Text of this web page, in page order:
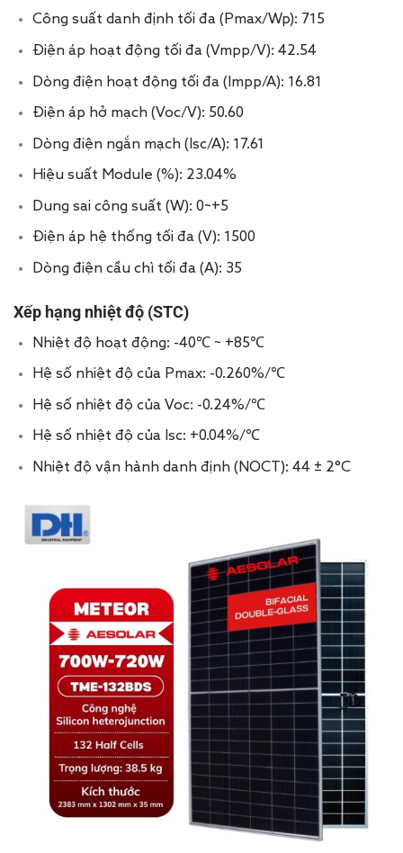
Công suất danh định tối đa (Pmax/Wp): 715
Điện áp hoạt động tối đa (Vmpp/V): 42.54
Dòng điện hoạt động tối đa (Impp/A): 16.81
Điện áp hở mạch (Voc/V): 50.60
Dòng điện ngắn mạch (Isc/A): 17.61
Hiệu suất Module (%): 23.04%
Dung sai công suất (W): 0~+5
Điện áp hệ thống tối đa (V): 1500
Dòng điện cầu chì tối đa (A): 35
Xếp hạng nhiệt độ (STC)
Nhiệt độ hoạt động: -40℃ ~ +85℃
Hệ số nhiệt độ của Pmax: -0.260%/℃
Hệ số nhiệt độ của Voc: -0.24%/℃
Hệ số nhiệt độ của Isc: +0.04%/℃
Nhiệt độ vận hành danh định (NOCT): 44 ± 2°C